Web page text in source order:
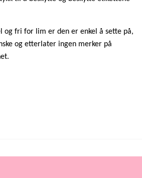
og fri for lim er den er enkel å sette på,
og etterlater ingen merker på